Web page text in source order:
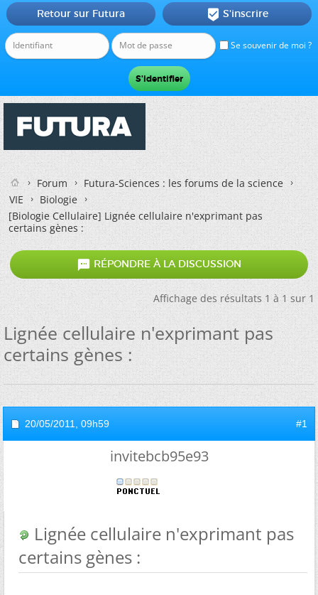
Se souvenir de moi ?
Retour sur Futura  S'inscrire
Forum
Futura-Sciences : les forums de la science
VIE
Biologie
[Biologie Cellulaire]Lignée cellulaire n'exprimant pas
certains gènes :
 RÉPONDRE À LA DISCUSSION
Affichage des résultats 1 à 1 sur 1
Lignée cellulaire n'exprimant pas
certains gènes :
20/05/2011, 09h59 #1
invitebcb95e93
Lignée cellulaire n'exprimant pas
certains gènes :